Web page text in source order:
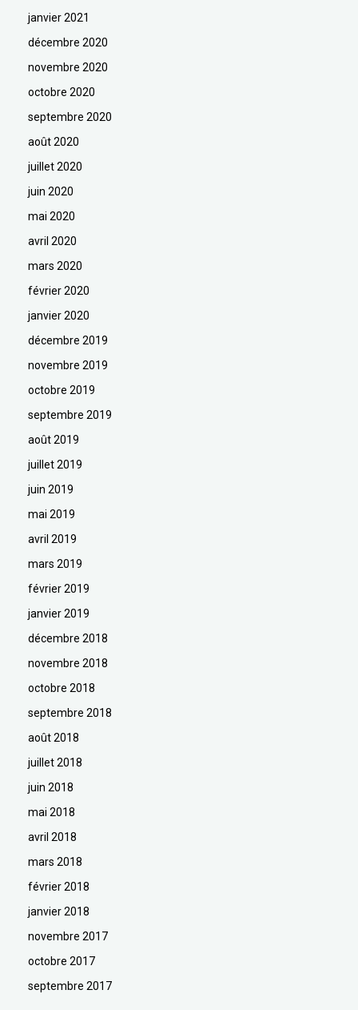
janvier 2021
décembre 2020
novembre 2020
octobre 2020
septembre 2020
août 2020
juillet 2020
juin 2020
mai 2020
avril 2020
mars 2020
février 2020
janvier 2020
décembre 2019
novembre 2019
octobre 2019
septembre 2019
août 2019
juillet 2019
juin 2019
mai 2019
avril 2019
mars 2019
février 2019
janvier 2019
décembre 2018
novembre 2018
octobre 2018
septembre 2018
août 2018
juillet 2018
juin 2018
mai 2018
avril 2018
mars 2018
février 2018
janvier 2018
novembre 2017
octobre 2017
septembre 2017